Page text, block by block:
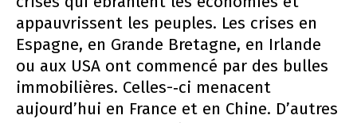
appauvrissent les peuples. Les crises en
Espagne, en Grande Bretagne, en Irlande
ou aux USA ont commencé par des bulles
immobilières. Celles-­‐ci menacent
aujourd’hui en France et en Chine. D’autres